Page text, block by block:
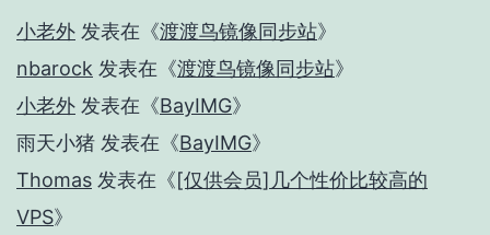
小老外 发表在《渡渡鸟镜像同步站》
nbarock 发表在《渡渡鸟镜像同步站》
小老外 发表在《BayIMG》
雨天小猪 发表在《BayIMG》
Thomas 发表在《[仅供会员]几个性价比较高的
VPS》